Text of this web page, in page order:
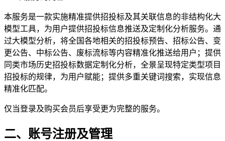
本服务是一款实施精准提供招投标及其关联信息的非结构化大
模型工具，为用户提供招投标信息推送及定制化分析服务。通
过大模型分析，将全国各地相关的招投标预告、招标公告、变
更公告、中标公告、废标流标等内容精准化推送给用户；提供
同类市场历史招投标数据定制化分析，全景呈现特定类型项目
招投标的规律，为用户赋能；提供多重关键词搜索，实现信息
精准化匹配。
仅当登录及购买会员后享受更为完整的服务。
二、账号注册及管理